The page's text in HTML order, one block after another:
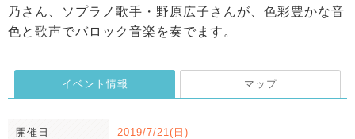
乃さん、ソプラノ歌手・野原広子さんが、色彩豊かな音
色と歌声でバロック音楽を奏でます。
イベント情報 マップ
開催日 2019/7/21(日)